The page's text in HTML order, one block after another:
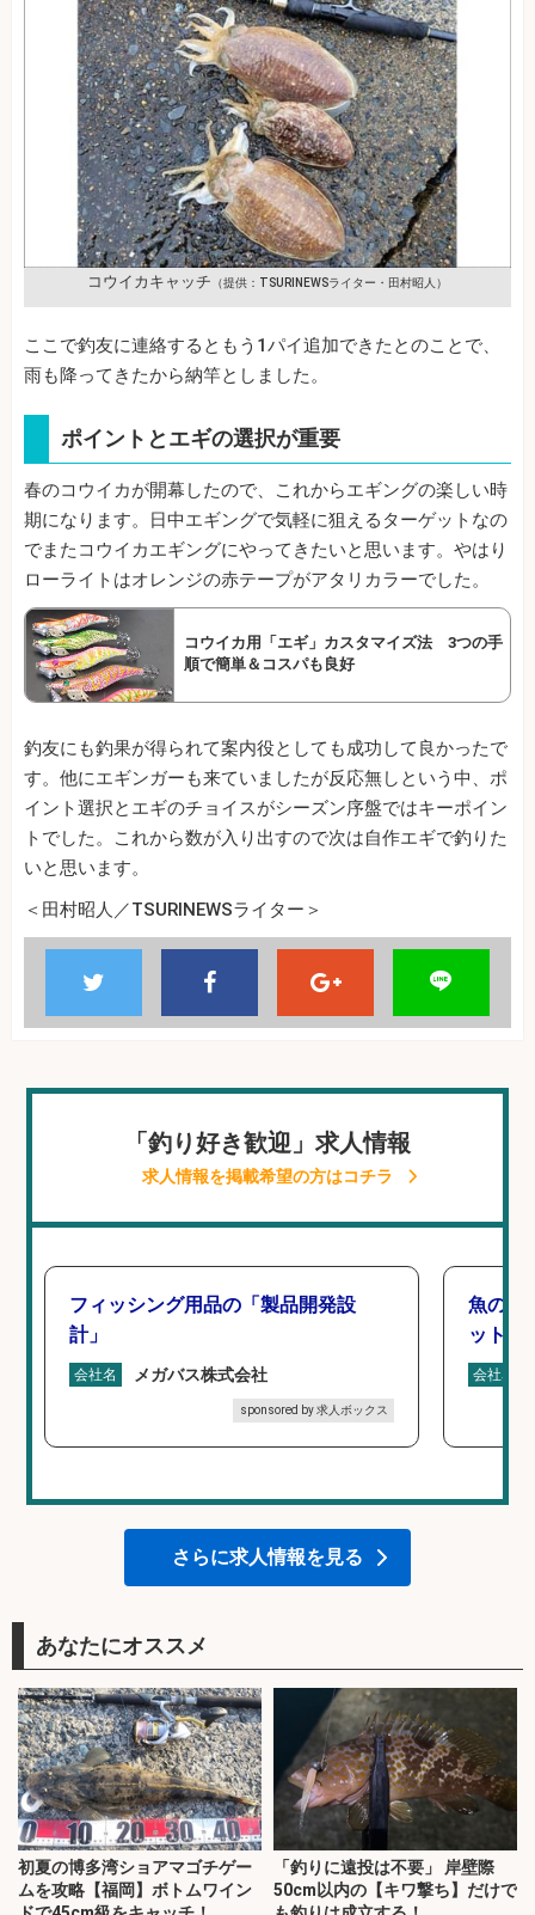
コウイカキャッチ （提供：TSURINEWSライター・田村昭人）
ここで釣友に連絡するともう1パイ追加できたとのことで、
雨も降ってきたから納竿としました。
ポイントとエギの選択が重要
春のコウイカが開幕したので、これからエギングの楽しい時
期になります。日中エギングで気軽に狙えるターゲットなの
でまたコウイカエギングにやってきたいと思います。やはり
ローライトはオレンジの赤テープがアタリカラーでした。
コウイカ用「エギ」カスタマイズ法 3つの手
順で簡単＆コスパも良好
釣友にも釣果が得られて案内役としても成功して良かったで
す。他にエギンガーも来ていましたが反応無しという中、ポ
イント選択とエギのチョイスがシーズン序盤ではキーポイン
トでした。これから数が入り出すので次は自作エギで釣りた
いと思います。
＜田村昭人／TSURINEWSライター＞
「釣り好き歓迎」求人情報
求人情報を掲載希望の方はコチラ
フィッシング用品の「製品開発設
計」
会社名 メガバス株式会社
sponsored by 求人ボックス
魚の「
ットを
会社名
さらに求人情報を見る
あなたにオススメ
初夏の博多湾ショアマゴチゲー
ムを攻略【福岡】ボトムワイン
「釣りに遠投は不要」 岸壁際
50cm以内の【キワ撃ち】だけで